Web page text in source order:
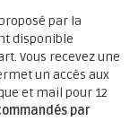
par la
disponible
Vous recevez une
un accès aux
et mail pour 12
par